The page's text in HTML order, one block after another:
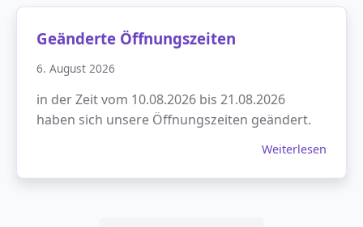
Geänderte Öffnungszeiten
6. August 2026
in der Zeit vom 10.08.2026 bis 21.08.2026
haben sich unsere Öffnungszeiten geändert.
Weiterlesen